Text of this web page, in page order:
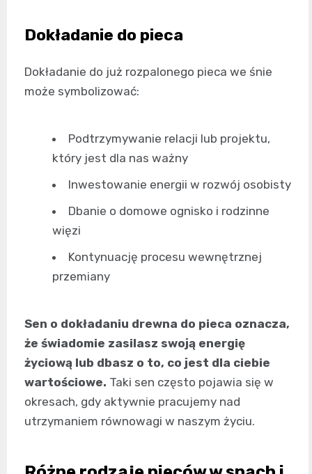
Dokładanie do pieca
Dokładanie do już rozpalonego pieca we śnie
może symbolizować:
Podtrzymywanie relacji lub projektu,
który jest dla nas ważny
Inwestowanie energii w rozwój osobisty
Dbanie o domowe ognisko i rodzinne
więzi
Kontynuację procesu wewnętrznej
przemiany
Sen o dokładaniu drewna do pieca oznacza,
że świadomie zasilasz swoją energię
życiową lub dbasz o to, co jest dla ciebie
wartościowe. Taki sen często pojawia się w
okresach, gdy aktywnie pracujemy nad
utrzymaniem równowagi w naszym życiu.